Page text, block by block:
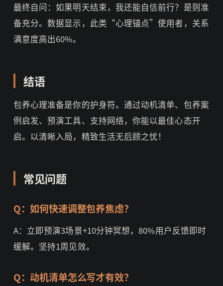
最终自问：如果明天结束，我还能自信前行？是则准
备充分。数据显示，此类“心理锚点”使用者，关系
满意度高出60%。
结语
包养心理准备是你的护身符。通过动机清单、包养案
例启发、预演工具、支持网络，你能以最佳心态开
启。以清晰入局，精致生活无后顾之忧！
常见问题
Q：如何快速调整包养焦虑？
A：立即预演3场景+10分钟冥想，80%用户反馈即时
缓解。坚持1周见效。
Q：动机清单怎么写才有效？